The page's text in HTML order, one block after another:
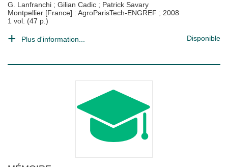
G. Lanfranchi ; Gilian Cadic ; Patrick Savary
Montpellier [France] : AgroParisTech-ENGREF ; 2008
1 vol. (47 p.)
Plus d'information... Disponible